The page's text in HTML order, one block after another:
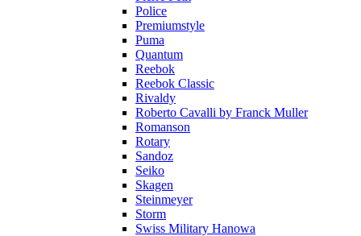
Police
Premiumstyle
Puma
Quantum
Reebok
Reebok Classic
Rivaldy
Roberto Cavalli by Franck Muller
Romanson
Rotary
Sandoz
Seiko
Skagen
Steinmeyer
Storm
Swiss Military Hanowa